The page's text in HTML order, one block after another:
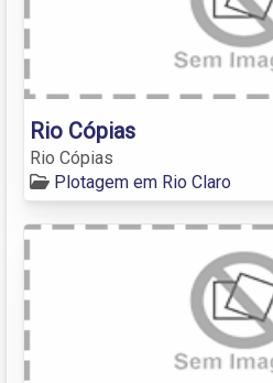
Rio Cópias
Rio Cópias
Plotagem em Rio Claro